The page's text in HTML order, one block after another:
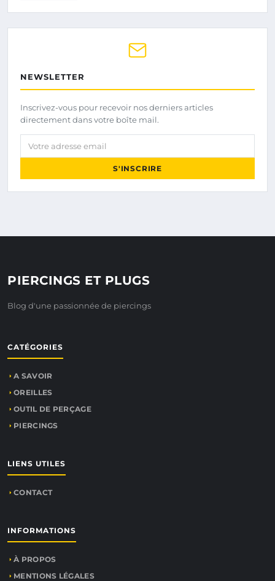
NEWSLETTER
Inscrivez-vous pour recevoir nos derniers articles
directement dans votre boîte mail.
Votre adresse email
S'INSCRIRE
PIERCINGS ET PLUGS
Blog d'une passionnée de piercings
CATÉGORIES
A SAVOIR
OREILLES
OUTIL DE PERÇAGE
PIERCINGS
LIENS UTILES
CONTACT
INFORMATIONS
À PROPOS
MENTIONS LÉGALES